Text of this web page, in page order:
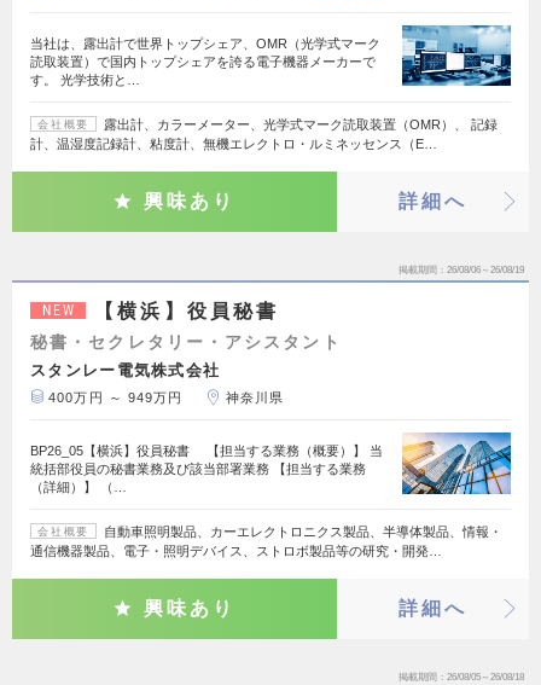
当社は、露出計で世界トップシェア、OMR（光学式マーク
読取装置）で国内トップシェアを誇る電子機器メーカーで
す。 光学技術と…
会社概要
露出計、カラーメーター、光学式マーク読取装置（OMR）、 記録
計、温湿度記録計、粘度計、無機エレクトロ・ルミネッセンス（E…
興味あり 詳細へ
掲載期間 26/08/06～26/08/19
NEW 【横浜】役員秘書
秘書・セクレタリー・アシスタント
スタンレー電気株式会社
400万円 ～ 949万円 神奈川県
BP26_05【横浜】役員秘書 【担当する業務（概要）】 当
統括部役員の秘書業務及び該当部署業務 【担当する業務
（詳細）】 （…
会社概要
自動車照明製品、カーエレクトロニクス製品、半導体製品、情報・
通信機器製品、電子・照明デバイス、ストロボ製品等の研究・開発…
興味あり 詳細へ
掲載期間 26/08/05～26/08/18